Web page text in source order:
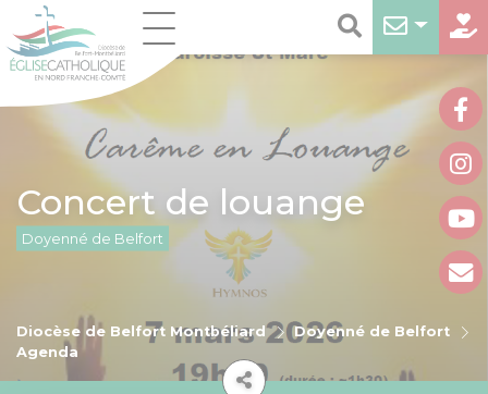
Concert de louange
Doyenné de Belfort
Diocèse de Belfort Montbéliard
Doyenné de Belfort
Agenda